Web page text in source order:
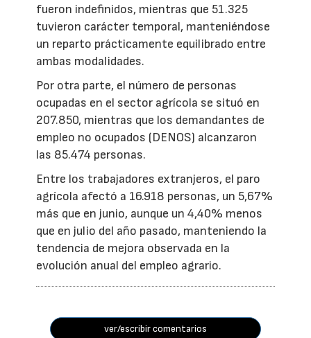
fueron indefinidos, mientras que 51.325
tuvieron carácter temporal, manteniéndose
un reparto prácticamente equilibrado entre
ambas modalidades.
Por otra parte, el número de personas
ocupadas en el sector agrícola se situó en
207.850, mientras que los demandantes de
empleo no ocupados (DENOS) alcanzaron
las 85.474 personas.
Entre los trabajadores extranjeros, el paro
agrícola afectó a 16.918 personas, un 5,67%
más que en junio, aunque un 4,40% menos
que en julio del año pasado, manteniendo la
tendencia de mejora observada en la
evolución anual del empleo agrario.
ver/escribir comentarios